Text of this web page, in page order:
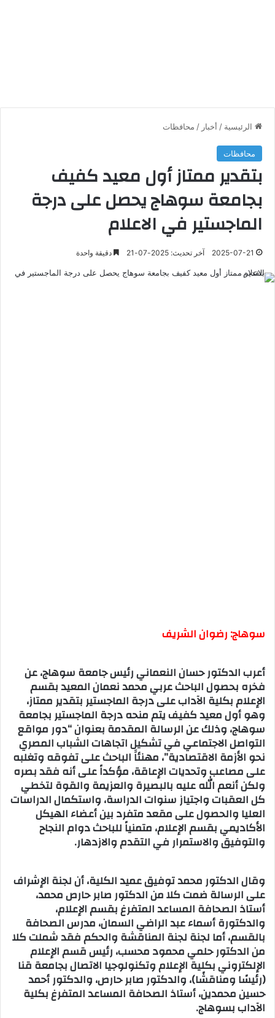
الرئيسية / أخبار / محافظات
محافظات
بتقدير ممتاز أول معيد كفيف
بجامعة سوهاج يحصل على درجة
الماجستير في الاعلام
2025-07-21 آخر تحديث: 2025-07-21 دقيقة واحدة
سوهاج: رضوان الشريف
أعرب الدكتور حسان النعماني رئيس جامعة سوهاج، عن
فخره بحصول الباحث عربي محمد نعمان المعيد بقسم
الإعلام بكلية الآداب على درجة الماجستير بتقدير ممتاز،
وهو أول معيد كفيف يتم منحه درجة الماجستير بجامعة
سوهاج، وذلك عن الرسالة المقدمة بعنوان “دور مواقع
التواصل الاجتماعي في تشكيل اتجاهات الشباب المصري
نحو الأزمة الاقتصادية”، مهنئاََ الباحث على تفوقه وتغلبه
على مصاعب وتحديات الإعاقة، مؤكداً على أنه فقد بصره
ولكن أنعم الله عليه بالبصيرة والعزيمة والقوة لتخطي
كل العقبات واجتياز سنوات الدراسة، واستكمال الدراسات
العليا والحصول على مقعد متفرد بين أعضاء الهيكل
الأكاديمي بقسم الإعلام، متمنياً للباحث دوام النجاح
والتوفيق والاستمرار في التقدم والازدهار.
وقال الدكتور محمد توفيق عميد الكلية، أن لجنة الإشراف
على الرسالة ضمت كلا من الدكتور صابر حارص محمد،
أستاذ الصحافة المساعد المتفرغ بقسم الإعلام،
والدكتورة أسماء عبد الراضي السمان، مدرس الصحافة
بالقسم، أما لجنة لجنة المناقشة والحكم فقد شملت كلا
من الدكتور حلمي محمود محسب، رئيس قسم الإعلام
الإلكتروني بكلية الإعلام وتكنولوجيا الاتصال بجامعة قنا
(رئيسًا ومناقشًا)، والدكتور صابر حارص، والدكتور أحمد
حسين محمدين، أستاذ الصحافة المساعد المتفرغ بكلية
الآداب بسوهاج.